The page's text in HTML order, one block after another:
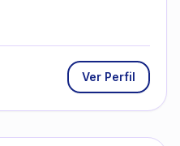
Ver Perfil